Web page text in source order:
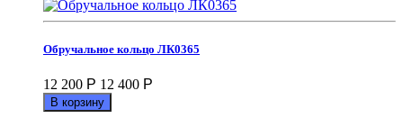
Обручальное кольцо ЛК0365
12 200 Р 12 400 Р
В корзину